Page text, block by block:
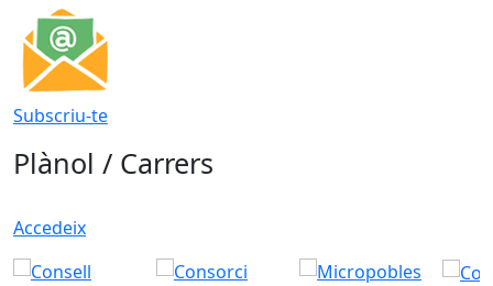
Subscriu-te
Plànol / Carrers
Accedeix